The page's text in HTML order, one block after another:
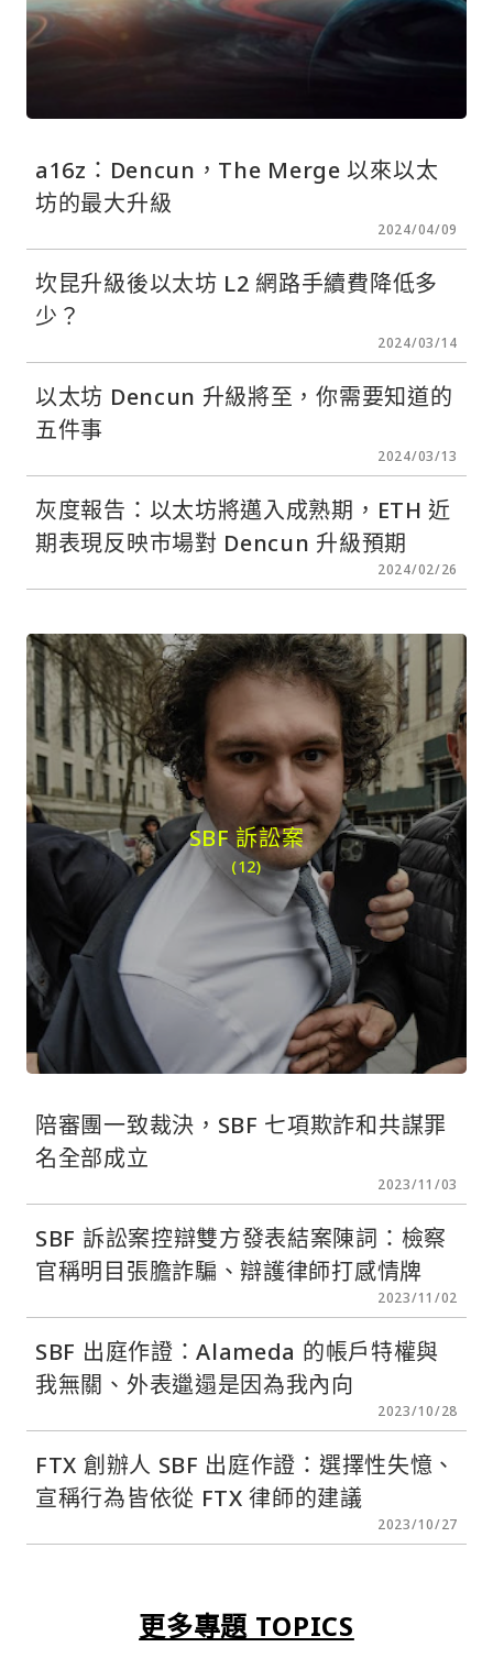
a16z：Dencun，The Merge 以來以太
坊的最大升級
2024/04/09
坎昆升級後以太坊 L2 網路手續費降低多
少？
2024/03/14
以太坊 Dencun 升級將至，你需要知道的
五件事
2024/03/13
灰度報告：以太坊將邁入成熟期，ETH 近
期表現反映市場對 Dencun 升級預期
2024/02/26
SBF 訴訟案
(12)
陪審團一致裁決，SBF 七項欺詐和共謀罪
名全部成立
2023/11/03
SBF 訴訟案控辯雙方發表結案陳詞：檢察
官稱明目張膽詐騙、辯護律師打感情牌
2023/11/02
SBF 出庭作證：Alameda 的帳戶特權與
我無關、外表邋遢是因為我內向
2023/10/28
FTX 創辦人 SBF 出庭作證：選擇性失憶、
宣稱行為皆依從 FTX 律師的建議
2023/10/27
更多專題 TOPICS